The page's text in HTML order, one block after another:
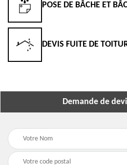
POSE DE BÂCHE ET
DEVIS FUITE DE
Demande de